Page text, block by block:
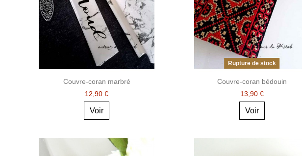
Couvre-coran marbré
12,90 €
Voir
Rupture de stock
Couvre-coran bédouin
13,90 €
Voir